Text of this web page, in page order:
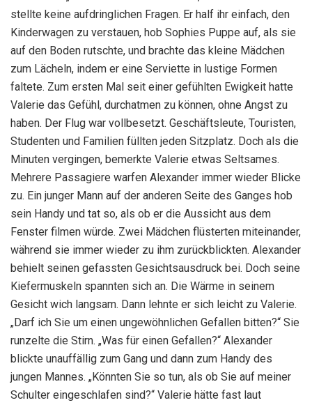
stellte keine aufdringlichen Fragen. Er half ihr einfach, den
Kinderwagen zu verstauen, hob Sophies Puppe auf, als sie
auf den Boden rutschte, und brachte das kleine Mädchen
zum Lächeln, indem er eine Serviette in lustige Formen
faltete. Zum ersten Mal seit einer gefühlten Ewigkeit hatte
Valerie das Gefühl, durchatmen zu können, ohne Angst zu
haben. Der Flug war vollbesetzt. Geschäftsleute, Touristen,
Studenten und Familien füllten jeden Sitzplatz. Doch als die
Minuten vergingen, bemerkte Valerie etwas Seltsames.
Mehrere Passagiere warfen Alexander immer wieder Blicke
zu. Ein junger Mann auf der anderen Seite des Ganges hob
sein Handy und tat so, als ob er die Aussicht aus dem
Fenster filmen würde. Zwei Mädchen flüsterten miteinander,
während sie immer wieder zu ihm zurückblickten. Alexander
behielt seinen gefassten Gesichtsausdruck bei. Doch seine
Kiefermuskeln spannten sich an. Die Wärme in seinem
Gesicht wich langsam. Dann lehnte er sich leicht zu Valerie.
„Darf ich Sie um einen ungewöhnlichen Gefallen bitten?“ Sie
runzelte die Stirn. „Was für einen Gefallen?“ Alexander
blickte unauffällig zum Gang und dann zum Handy des
jungen Mannes. „Könnten Sie so tun, als ob Sie auf meiner
Schulter eingeschlafen sind?“ Valerie hätte fast laut